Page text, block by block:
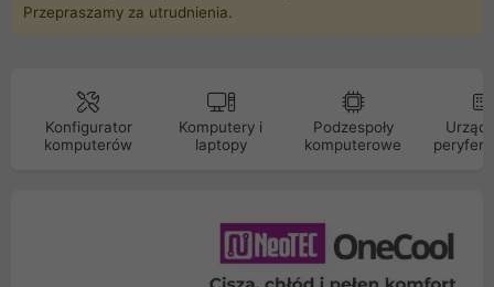
Przepraszamy za utrudnienia.
Konfigurator
komputerów
Komputery i
laptopy
Podzespoły
komputerowe